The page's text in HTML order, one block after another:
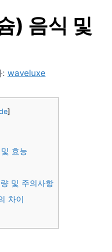
) 음식 및
: waveluxe
]
효능
및 주의사항
차이